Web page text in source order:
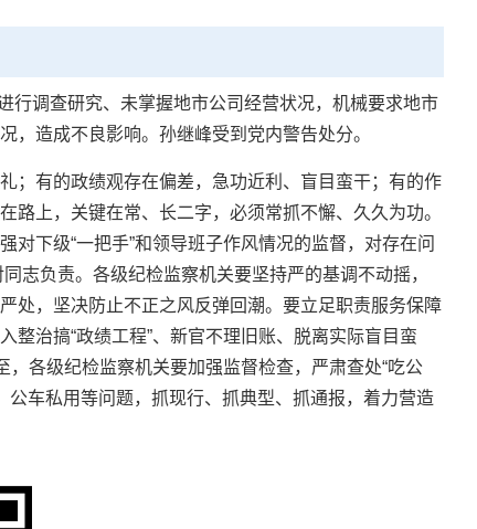
行调查研究、未掌握地市公司经营状况，机械要求地市
，造成不良影响。孙继峰受到党内警告处分。
；有的政绩观存在偏差，急功近利、盲目蛮干；有的作
上，关键在常、长二字，必须常抓不懈、久久为功。
下级“一把手”和领导班子作风情况的监督，对存在问
志负责。各级纪检监察机关要坚持严的基调不动摇，
处，坚决防止不正之风反弹回潮。要立足职责服务保障
治搞“政绩工程”、新官不理旧账、脱离实际盲目蛮
各级纪检监察机关要加强监督检查，严肃查处“吃公
公车私用等问题，抓现行、抓典型、抓通报，着力营造